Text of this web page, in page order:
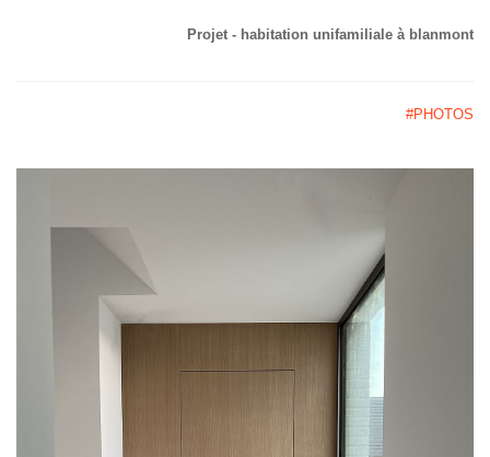
Projet - habitation unifamiliale à blanmont
#PHOTOS